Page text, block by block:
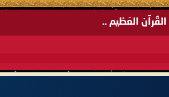
العَظيم ..